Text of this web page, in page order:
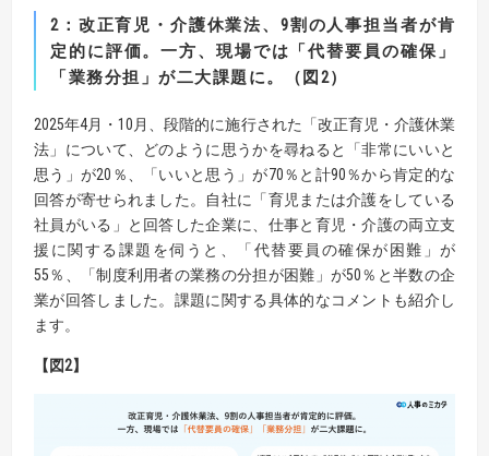
2 ：改正育児・介護休業法、 9割の人事担当者が肯
定的に評価。一方、現場では「代替要員の確保」
「業務分担」が二大課題に。（図 2）
2025年4月・10月、段階的に施行された「改正育児・介護休業
法」について、どのように思うかを尋ねると「非常にいいと
思う」が20％、「いいと思う」が70％と計90％から肯定的な
回答が寄せられました。自社に「育児または介護をしている
社員がいる」と回答した企業に、仕事と育児・介護の両立支
援に関する課題を伺うと、「代替要員の確保が困難」が
55％、「制度利用者の業務の分担が困難」が50％と半数の企
業が回答しました。課題に関する具体的なコメントも紹介し
ます。
【図2】